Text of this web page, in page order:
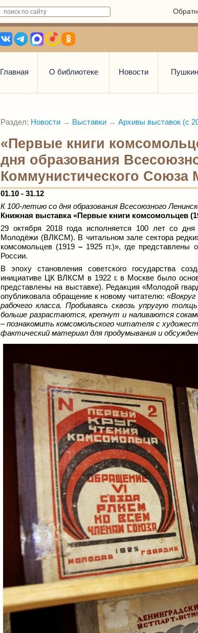
Главная О библиотеке Новости
Раздел: Новости → Выставки → Архивы выставок (с
«Первые книги
дня образования
Коммунистического
01.10 - 31.12
К 100-летию со дня образования Всесоюзного
Книжная выставка «Первые книги комсомольцев
29 октября 2018 года исполняется 100 лет со дня
Молодёжи (ВЛКСМ). В читальном зале сектора
комсомольцев (1919 – 1925 гг.)», где представлены
России.
В эпоху становления советского государства
инициативе ЦК ВЛКСМ в 1922 г. в Москве было
представлены на выставке). Редакция «Молодой
опубликовала обращение к новому читателю:
рабочего класса. Пробиваясь сквозь упругую
больше разрастаются, крепнут и наливаются
– познакомить комсомольского читателя с
фактический материал для продумывания и